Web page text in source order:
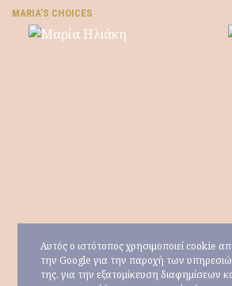
ΜARIA’S CHOICES
Αυτός ο ιστότοπος χρησιμοποιεί cookie
την Google για την παροχή των
της, για την εξατομίκευση διαφημίσεων